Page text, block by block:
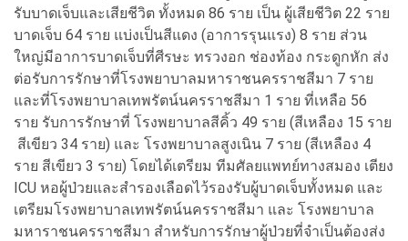
รับบาดเจ็บและเสียชีวิต ทั้งหมด 86 ราย เป็น ผู้เสียชีวิต 22 ราย
บาดเจ็บ 64 ราย แบ่งเป็นสีแดง (อาการรุนแรง) 8 ราย ส่วน
ใหญ่มีอาการบาดเจ็บที่ศีรษะ ทรวงอก ช่องท้อง กระดูกหัก ส่ง
ต่อรับการรักษาที่โรงพยาบาลมหาราชนครราชสีมา 7 ราย
และที่โรงพยาบาลเทพรัตน์นครราชสีมา 1 ราย ที่เหลือ 56
ราย รับการรักษาที่ โรงพยาบาลสีคิ้ว 49 ราย (สีเหลือง 15 ราย
สีเขียว 34 ราย) และ โรงพยาบาลสูงเนิน 7 ราย (สีเหลือง 4
ราย สีเขียว 3 ราย) โดยได้เตรียม ทีมศัลยแพทย์ทางสมอง เตียง
ICU หอผู้ป่วยและสำรองเลือดไว้รองรับผู้บาดเจ็บทั้งหมด และ
เตรียมโรงพยาบาลเทพรัตน์นครราชสีมา และ โรงพยาบาล
มหาราชนครราชสีมา สำหรับการรักษาผู้ป่วยที่จำเป็นต้องส่ง